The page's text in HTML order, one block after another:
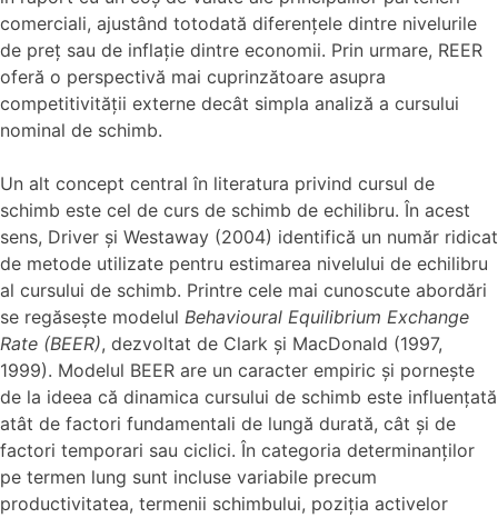
comerciali, ajustând totodată diferențele dintre nivelurile
de preț sau de inflație dintre economii. Prin urmare, REER
oferă o perspectivă mai cuprinzătoare asupra
competitivității externe decât simpla analiză a cursului
nominal de schimb.
Un alt concept central în literatura privind cursul de
schimb este cel de curs de schimb de echilibru. În acest
sens, Driver și Westaway (2004) identifică un număr ridicat
de metode utilizate pentru estimarea nivelului de echilibru
al cursului de schimb. Printre cele mai cunoscute abordări
se regăsește modelul Behavioural Equilibrium Exchange
Rate (BEER), dezvoltat de Clark și MacDonald (1997,
1999). Modelul BEER are un caracter empiric și pornește
de la ideea că dinamica cursului de schimb este influențată
atât de factori fundamentali de lungă durată, cât și de
factori temporari sau ciclici. În categoria determinanților
pe termen lung sunt incluse variabile precum
productivitatea, termenii schimbului, poziția activelor